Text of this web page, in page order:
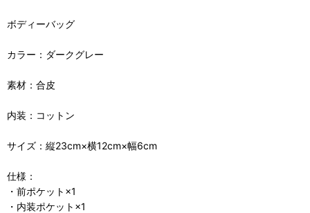
ボディーバッグ
カラー：ダークグレー
素材：合皮
内装：コットン
サイズ：縦23cm×横12cm×幅6cm
仕様：
・前ポケット×1
・内装ポケット×1